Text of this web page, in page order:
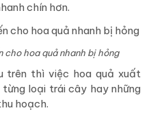
chín hơn.
cho hoa quả nhanh bị hỏng
trên thì việc hoa quả xuất
loại trái cây hay những
hoạch.